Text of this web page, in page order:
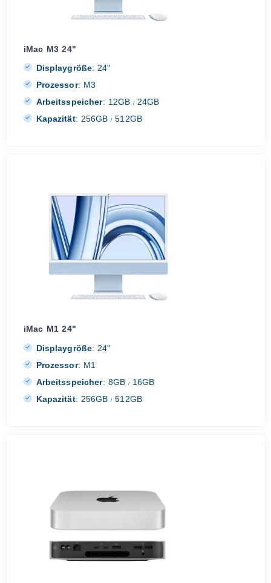
iMac M3 24"
Displaygröße: 24"
Prozessor: M3
Arbeitsspeicher: 12GB / 24GB
Kapazität: 256GB/ 512GB
iMac M1 24"
Displaygröße: 24"
Prozessor: M1
Arbeitsspeicher: 8GB / 16GB
Kapazität: 256GB/ 512GB